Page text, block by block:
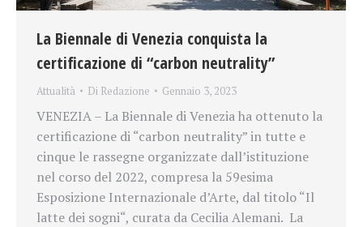
La Biennale di Venezia conquista la
certificazione di “carbon neutrality”
Attualità Di Redazione Gennaio 3, 2023
VENEZIA – La Biennale di Venezia ha ottenuto la
certificazione di “carbon neutrality” in tutte e
cinque le rassegne organizzate dall’istituzione
nel corso del 2022, compresa la 59esima
Esposizione Internazionale d’Arte, dal titolo “Il
latte dei sogni“, curata da Cecilia Alemani. La